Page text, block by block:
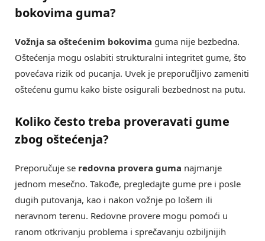
bokovima guma?
Vožnja sa oštećenim bokovima guma nije bezbedna.
Oštećenja mogu oslabiti strukturalni integritet gume, što
povećava rizik od pucanja. Uvek je preporučljivo zameniti
oštećenu gumu kako biste osigurali bezbednost na putu.
Koliko često treba proveravati gume
zbog oštećenja?
Preporučuje se redovna provera guma najmanje
jednom mesečno. Takođe, pregledajte gume pre i posle
dugih putovanja, kao i nakon vožnje po lošem ili
neravnom terenu. Redovne provere mogu pomoći u
ranom otkrivanju problema i sprečavanju ozbiljnijih